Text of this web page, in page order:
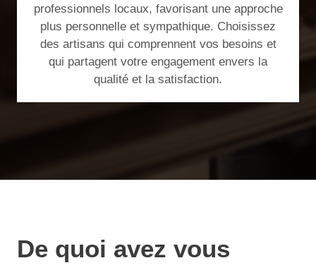
professionnels locaux, favorisant une approche
plus personnelle et sympathique. Choisissez
des artisans qui comprennent vos besoins et
qui partagent votre engagement envers la
qualité et la satisfaction.
De quoi avez vous